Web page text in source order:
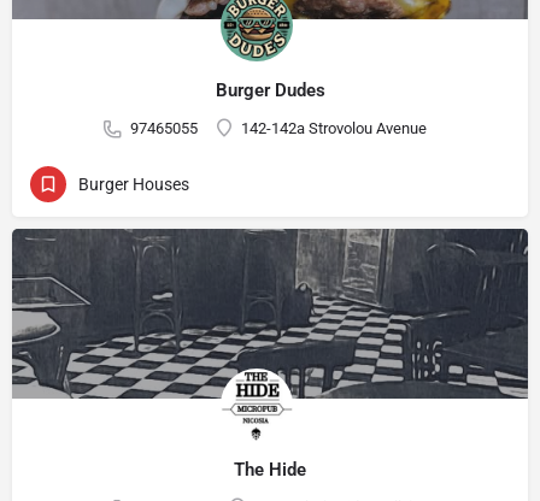
Burger Dudes
97465055 142-142a Strovolou Avenue
Burger Houses
The Hide